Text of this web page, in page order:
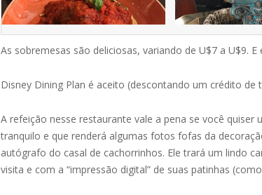
As sobremesas são deliciosas, variando de U$7 a U$9.
Disney Dining Plan é aceito (descontando um crédito de
A refeição nesse restaurante vale a pena se você
tranquilo e que renderá algumas fotos fofas da
autógrafo do casal de cachorrinhos. Ele trará um lindo
visita e com a “impressão digital” de suas patinhas